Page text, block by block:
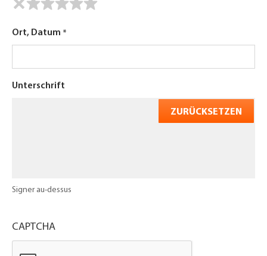
Ort, Datum
Unterschrift
ZURÜCKSETZEN
Signer au-dessus
CAPTCHA